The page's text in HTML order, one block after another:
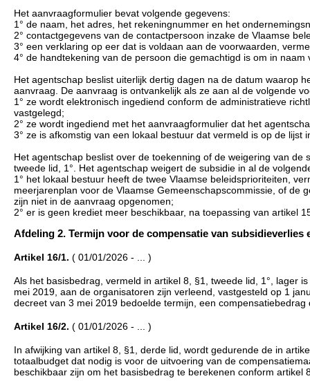
Het aanvraagformulier bevat volgende gegevens:
1° de naam, het adres, het rekeningnummer en het
2° contactgegevens van de contactpersoon inzake de Vlaamse
3° een verklaring op eer dat is voldaan aan de voorwaarden,
4° de handtekening van de persoon die gemachtigd is om in
Het agentschap beslist uiterlijk dertig dagen na de datum waarop
aanvraag. De aanvraag is ontvankelijk als ze aan al de volgende
1° ze wordt elektronisch ingediend conform de administratieve
vastgelegd;
2° ze wordt ingediend met het aanvraagformulier dat het
3° ze is afkomstig van een lokaal bestuur dat vermeld is op de
Het agentschap beslist over de toekenning of de weigering van
tweede lid, 1°. Het agentschap weigert de subsidie in al de
1° het lokaal bestuur heeft de twee Vlaamse beleidsprioriteiten,
meerjarenplan voor de Vlaamse Gemeenschapscommissie, of de
zijn niet in de aanvraag opgenomen;
2° er is geen krediet meer beschikbaar, na toepassing van artikel
Afdeling 2. Termijn voor de compensatie van subsidieverlies
Artikel 16/1. ( 01/01/2026 - ... )
Als het basisbedrag, vermeld in artikel 8, §1, tweede lid, 1°, lager
mei 2019, aan de organisatoren zijn verleend, vastgesteld op 1
decreet van 3 mei 2019 bedoelde termijn, een compensatiebedrag
Artikel 16/2. ( 01/01/2026 - ... )
In afwijking van artikel 8, §1, derde lid, wordt gedurende de in
totaalbudget dat nodig is voor de uitvoering van de
beschikbaar zijn om het basisbedrag te berekenen conform artikel